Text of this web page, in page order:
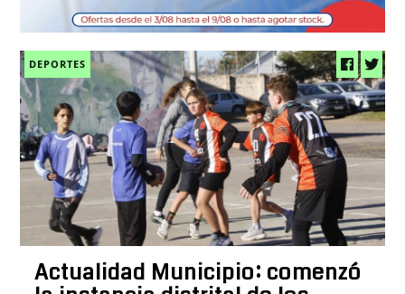
DEPORTES
Actualidad Municipio: comenzó